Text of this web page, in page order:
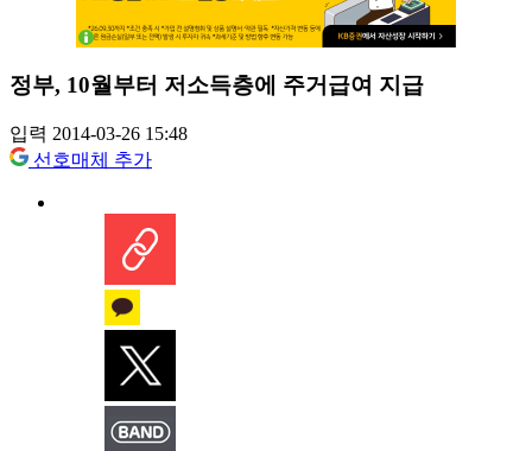
정부, 10월부터 저소득층에 주거급여 지급
입력 2014-03-26 15:48
선호매체 추가